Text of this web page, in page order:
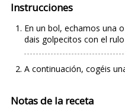
Instrucciones
En un bol, echamos una
dais golpecitos con el
A continuación, cogéis
Notas de la receta